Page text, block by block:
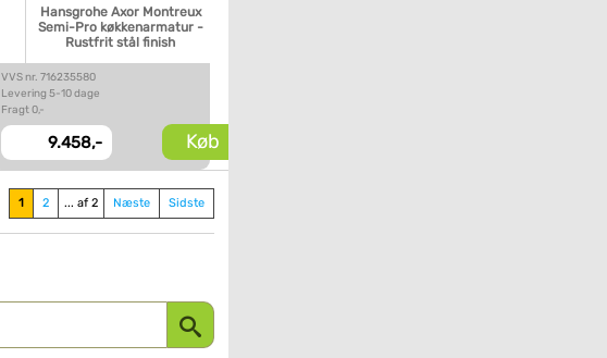
Hansgrohe Axor Montreux
Semi-Pro køkkenarmatur -
Rustfrit stål finish
VVS nr. 716235580
Levering 5-10 dage
Fragt 0,-
9.458,- Køb
1 2 ... af 2 Næste Sidste